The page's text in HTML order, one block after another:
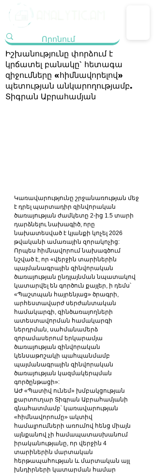
Իշխանությունը փորձում է
կրճատել բանակը` հետագա
զիջումները «հիմնավորելով»
պետության անկարողությամբ.
Տիգրան Աբրահամյան
Կառավարությունը շրջանառության մեջ
է դրել պարտադիր զինվորական
ծառայության ժամկետը 2-ից 1.5 տարի
դարձնելու նախագիծ, որը
նախատեսված է կյանքի կոչել 2026
թվականի ամառային զորակոչից:
Որպես հիմնավորում նախագծում
նշված է, որ «վերջին տարիներին
պայմանագրային զինվորական
ծառայության ընդլայնման նպատակով
կատարվել են գործուն քայլեր, ի դեմս՝
«Պաշտպան հայրենյաց» ծրագրի,
արհեստավարժ սերժանտական
համակարգի, զինծառայողների
ատեստավորման համակարգի
ներդրման, սահմանամերձ
զորամասերում երկարամյա
ծառայության զինվորական
կենսաթոշակի պահպանմամբ
պայմանագրային զինվորական
ծառայության կազմակերպման
գործընթացի»:
ԱԺ «Պատիվ ունեմ» խմբակցության
քարտուղար Տիգրան Աբրահամյանի
գնահատմամբ՝ կառավարության
«հիմնավորումը» ակտիվ
համալրումների առումով հենց միայն
այնքանով չի համապատասխանում
իրականությանը, որ վերջին 4
տարիներին մարտական
հերթապահության և մարտական այլ
խնդիրների կատարման համար